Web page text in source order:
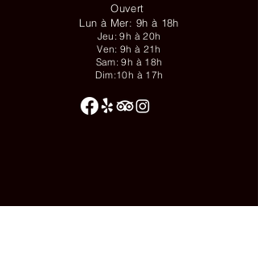
Ouvert
Lun à Mer: 9h à 18h
Jeu: 9h à 20h
Ven: 9h à 21h
Sam: 9h à 18h
Dim:10h à 17h